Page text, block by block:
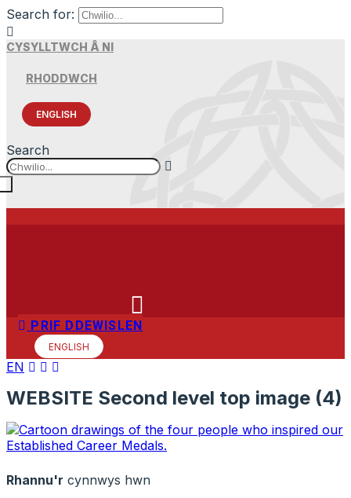
Search for:
CYSYLLTWCH Â NI
RHODDWCH
ENGLISH
Search
PRIF DDEWISLEN
ENGLISH
EN
WEBSITE Second level top image (4)
Rhannu'r cynnwys hwn